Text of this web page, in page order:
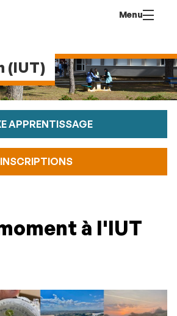
Menu
de
(IUT)
APPRENTISSAGE
INSCRIPTIONS
à l'IUT